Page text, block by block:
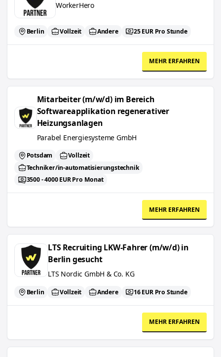
WorkerHero
Berlin Vollzeit Andere 25 EUR Pro Stunde
MEHR ERFAHREN
Mitarbeiter (m/w/d) im Bereich Softwareapplikation regenerativer
Mitarbeiter (m/w/d) im Bereich
Softwareapplikation regenerativer
Heizungsanlagen
Parabel Energiesysteme GmbH
Potsdam
Vollzeit
Techniker/in-automatisierungstechnik
3500 - 4000 EUR Pro Monat
MEHR ERFAHREN
LTS Recruiting LKW-Fahrer (m/w/d) in Berlin gesucht
LTS Recruiting LKW-Fahrer (m/w/d) in
Berlin gesucht
LTS Nordic GmbH & Co. KG
Berlin Vollzeit Andere 16 EUR Pro Stunde
MEHR ERFAHREN
Vertriebsmanager erneuerbare Energien Norddeutschland (m/w/